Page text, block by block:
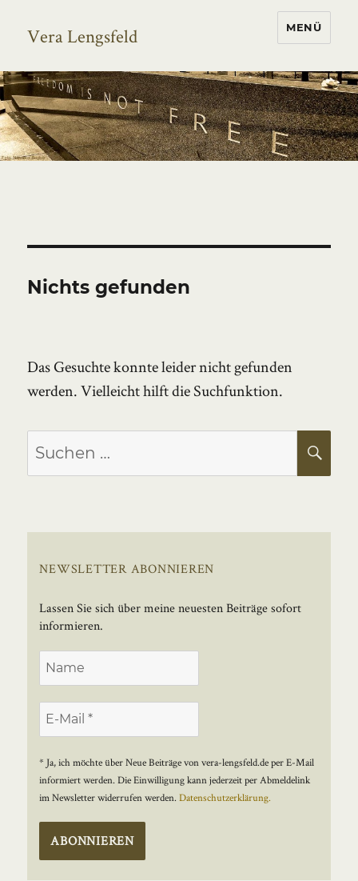
Vera Lengsfeld MENÜ
Nichts gefunden
Das Gesuchte konnte leider nicht gefunden
werden. Vielleicht hilft die Suchfunktion.
Suchen
nach:
NEWSLETTER ABONNIEREN
Lassen Sie sich über meine neuesten Beiträge sofort
informieren.
* Ja, ich möchte über Neue Beiträge von vera-lengsfeld.de per E-Mail
informiert werden. Die Einwilligung kann jederzeit per Abmeldelink
im Newsletter widerrufen werden.Datenschutzerklärung.